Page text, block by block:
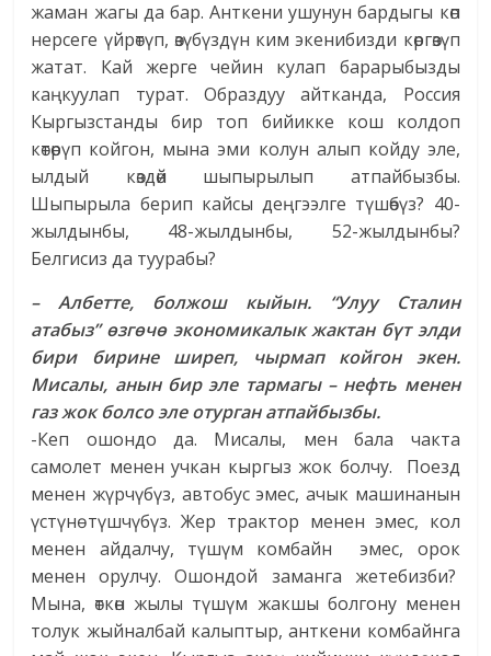
жаман жагы да бар. Анткени ушунун бардыгы көп
нерсеге үйрөтүп, өзүбүздүн ким экенибизди көргөзүп
жатат. Кай жерге чейин кулап барарыбызды
каңкуулап турат. Образдуу айтканда, Россия
Кыргызстанды бир топ бийикке кош колдоп
көтөрүп койгон, мына эми колун алып койду эле,
ылдый көздөй шыпырылып атпайбызбы.
Шыпырыла берип кайсы деңгээлге түшөбүз? 40-
жылдынбы, 48-жылдынбы, 52-жылдынбы?
Белгисиз да туурабы?
–Албетте, болжош кыйын. “Улуу Сталин
атабыз” өзгөчө экономикалык жактан бүт элди
бири бирине ширеп, чырмап койгон экен.
Мисалы, анын бир эле тармагы – нефть менен
газ жок болсо эле отурган атпайбызбы.
-Кеп ошондо да. Мисалы, мен бала чакта
самолет менен учкан кыргыз жок болчу. Поезд
менен жүрчүбүз, автобус эмес, ачык машинанын
үстүнө түшчүбүз. Жер трактор менен эмес, кол
менен айдалчу, түшүм комбайн эмес, орок
менен орулчу. Ошондой заманга жетебизби?
Мына, өткөн жылы түшүм жакшы болгону менен
толук жыйналбай калыптыр, анткени комбайнга